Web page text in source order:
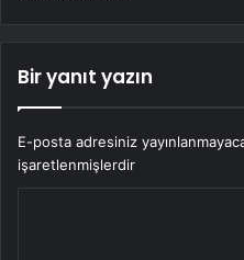
Bir yanıt yazın
E-posta adresiniz
işaretlenmişlerdir